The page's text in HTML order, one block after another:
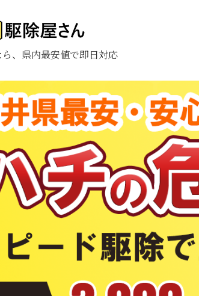
、県内最安値で即日対応